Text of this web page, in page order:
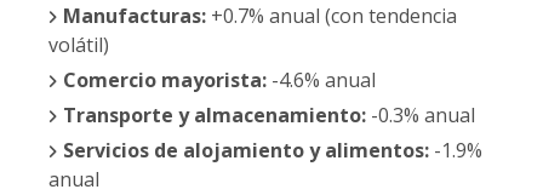
Manufacturas: +0.7% anual (con tendencia
volátil)
Comercio mayorista: -4.6% anual
Transporte y almacenamiento: -0.3% anual
Servicios de alojamiento y alimentos: -1.9%
anual